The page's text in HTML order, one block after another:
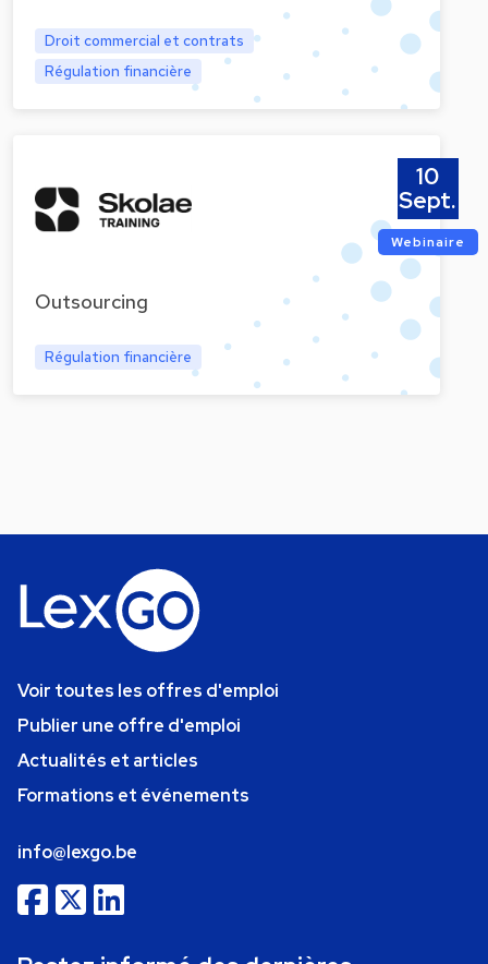
Droit commercial et contrats
Régulation financière
Outsourcing
Régulation financière
10
Sept.
Webinaire
Voir toutes les offres d'emploi
Publier une offre d'emploi
Actualités et articles
Formations et événements
info@lexgo.be